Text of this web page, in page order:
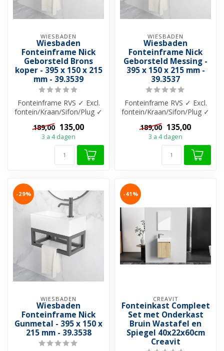
WIESBADEN
Wiesbaden
Fonteinframe Nick
Geborsteld Brons
koper - 395 x 150 x 215
mm - 39.3539
Fonteinframe RVS ✓ Excl.
fontein/Kraan/Sifon/Plug ✓
Handdoekhou...
189,00 135,00
3 a 4 dagen
WIESBADEN
Wiesbaden
Fonteinframe Nick
Geborsteld Messing -
395 x 150 x 215 mm -
39.3537
Fonteinframe RVS ✓ Excl.
fontein/Kraan/Sifon/Plug ✓
Handdoekhou...
189,00 135,00
3 a 4 dagen
-29%
WIESBADEN
Wiesbaden
Fonteinframe Nick
Gunmetal - 395 x 150 x
215 mm - 39.3538
-41%
CREAVIT
Fonteinkast Compleet
Set met Onderkast
Bruin Wastafel en
Spiegel 40x22x60cm
Creavit